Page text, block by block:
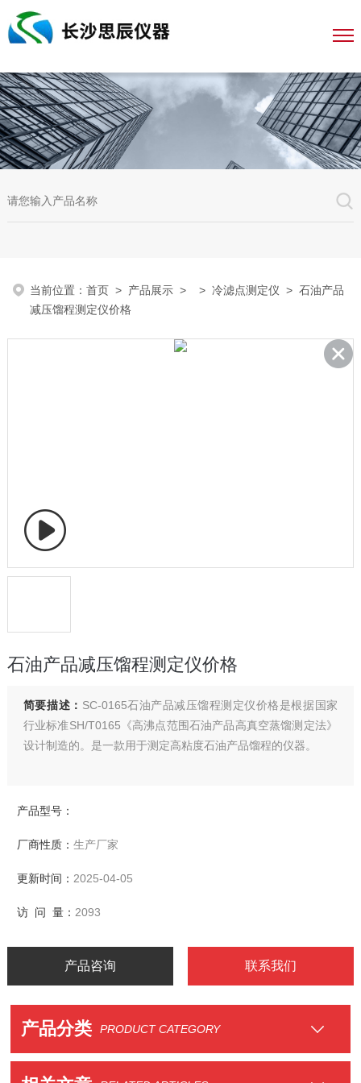
当前位置：首页 > 产品展示 > >冷滤点测定仪 > 石油产品
减压馏程测定仪价格
石油产品减压馏程测定仪价格
简要描述： SC-0165石油产品减压馏程测定仪价格是根据国家
行业标准SH/T0165《高沸点范围石油产品高真空蒸馏测定法》
设计制造的。是一款用于测定高粘度石油产品馏程的仪器。
产品型号：
厂商性质： 生产厂家
更新时间： 2025-04-05
访 问 量： 2093
产品咨询 联系我们
产品分类 PRODUCT CATEGORY